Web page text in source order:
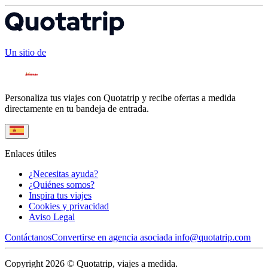
Un sitio de
Personaliza tus viajes con Quotatrip y recibe ofertas a medida
directamente en tu bandeja de entrada.
Enlaces útiles
¿Necesitas ayuda?
¿Quiénes somos?
Inspira tus viajes
Cookies y privacidad
Aviso Legal
ContáctanosConvertirse en agencia asociada info@quotatrip.com
Copyright 2026 © Quotatrip, viajes a medida.